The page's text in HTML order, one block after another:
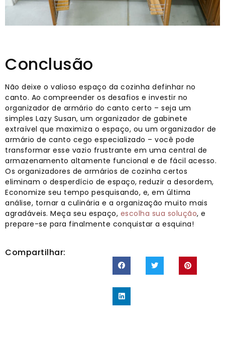
Conclusão
Não deixe o valioso espaço da cozinha definhar no
canto. Ao compreender os desafios e investir no
organizador de armário do canto certo – seja um
simples Lazy Susan, um organizador de gabinete
extraível que maximiza o espaço, ou um organizador de
armário de canto cego especializado – você pode
transformar esse vazio frustrante em uma central de
armazenamento altamente funcional e de fácil acesso.
Os organizadores de armários de cozinha certos
eliminam o desperdício de espaço, reduzir a desordem,
Economize seu tempo pesquisando, e, em última
análise, tornar a culinária e a organização muito mais
agradáveis. Meça seu espaço, escolha sua solução, e
prepare-se para finalmente conquistar a esquina!
Compartilhar: